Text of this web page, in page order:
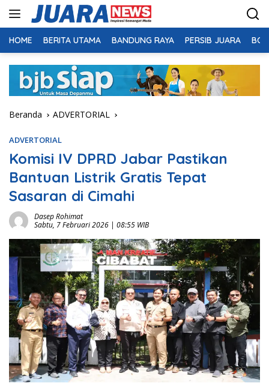
HOME BERITA UTAMA BANDUNG RAYA PERSIB JUARA
Beranda ADVERTORIAL
ADVERTORIAL
Komisi IV DPRD Jabar Pastikan
Bantuan Listrik Gratis Tepat
Sasaran di Cimahi
Dasep Rohimat
Sabtu, 7 Februari 2026 | 08:55 WIB